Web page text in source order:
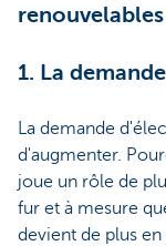
1. La
La demande
d'augmenter.
joue un rôle de
fur et à mesure
devient de plus